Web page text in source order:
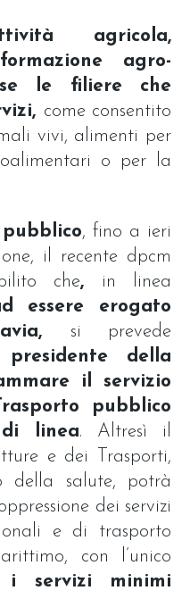
agricola,
agro-
le filiere che
come consentito
vivi, alimenti per
o per la
pubblico, fino a ieri
il recente dpcm
che,
in linea
essere erogato
si prevede
presidente della
il servizio
pubblico
linea. Altresì il
e dei Trasporti,
della salute, potrà
dei servizi
e di trasporto
con l’unico
i servizi minimi